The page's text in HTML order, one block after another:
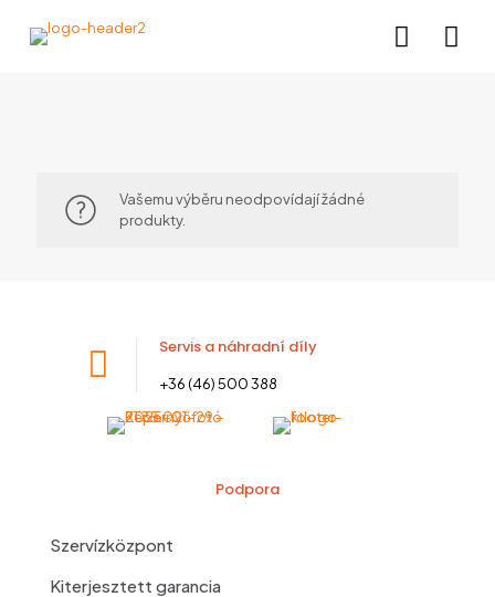
Vašemu výběru neodpovídají žádné
produkty.
Servis a náhradní díly
+36 (46) 500 388
Podpora
Szervízközpont
Kiterjesztett garancia